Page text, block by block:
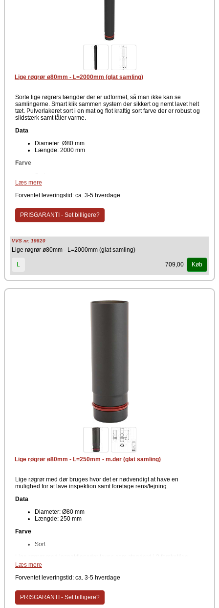
Lige røgrør ø80mm - L=2000mm (glat samling)
Sorte lige røgrørs længder der er udformet, så man ikke kan se
samlingerne. Smart klik sammen system der sikkert og nemt lavet helt
tæt. Pulverlakeret sort i en mat og flot kraftig sort farve der er robust og
slidstærk samt tåler varme.
Data
Diameter: Ø80 mm
Længde: 2000 mm
Farve
brug for hjælp til din bestilling, er du altid velkommen til at kontakte os.
Læs mere
Forventet leveringstid: ca. 3-5 hverdage
PRISGARANTI - Set billigere?
VVS nr. 19820
Lige røgrør ø80mm - L=2000mm (glat samling)
L 709,00 Køb
Lige røgrør ø80mm - L=250mm - m.dør (glat samling)
Lige røgrør med dør bruges hvor det er nødvendigt at have en
mulighed for at lave inspektion samt foretage rens/fejning.
Data
Diameter: Ø80 mm
Længde: 250 mm
Farve
Sort
Lige røgrør med inspektionsdør laves som standard i 2 forskellige
længder der gør det let at få nem adgang til inspektionsmulighed af
placeret din rense og inspektionsdør hvor skorstensfejeren ønsker
Læs mere
Forventet leveringstid: ca. 3-5 hverdage
PRISGARANTI - Set billigere?